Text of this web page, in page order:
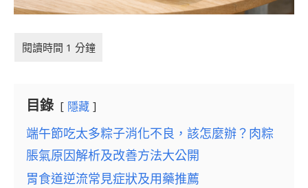
目錄 隱藏
端午節吃太多粽子消化不良，該怎麼辦？肉粽
脹氣原因解析及改善方法大公開
胃食道逆流常見症狀及用藥推薦